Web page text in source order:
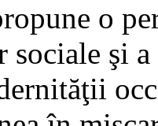
o
sociale şi